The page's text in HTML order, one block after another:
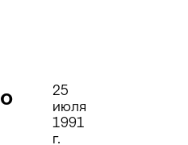
25
июля
1991
г.